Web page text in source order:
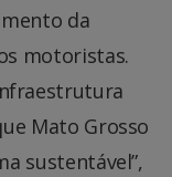
da
motoristas.
Mato Grosso
sustentável”,